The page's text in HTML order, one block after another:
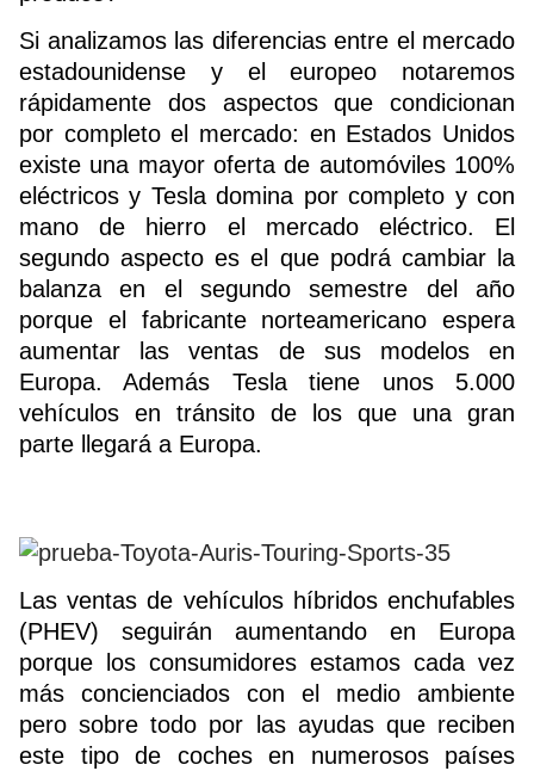
Si analizamos las diferencias entre el mercado
estadounidense y el europeo notaremos
rápidamente dos aspectos que condicionan
por completo el mercado: en Estados Unidos
existe una mayor oferta de automóviles 100%
eléctricos y Tesla domina por completo y con
mano de hierro el mercado eléctrico. El
segundo aspecto es el que podrá cambiar la
balanza en el segundo semestre del año
porque el fabricante norteamericano espera
aumentar las ventas de sus modelos en
Europa. Además Tesla tiene unos 5.000
vehículos en tránsito de los que una gran
parte llegará a Europa.
Las ventas de vehículos híbridos enchufables
(PHEV) seguirán aumentando en Europa
porque los consumidores estamos cada vez
más concienciados con el medio ambiente
pero sobre todo por las ayudas que reciben
este tipo de coches en numerosos países